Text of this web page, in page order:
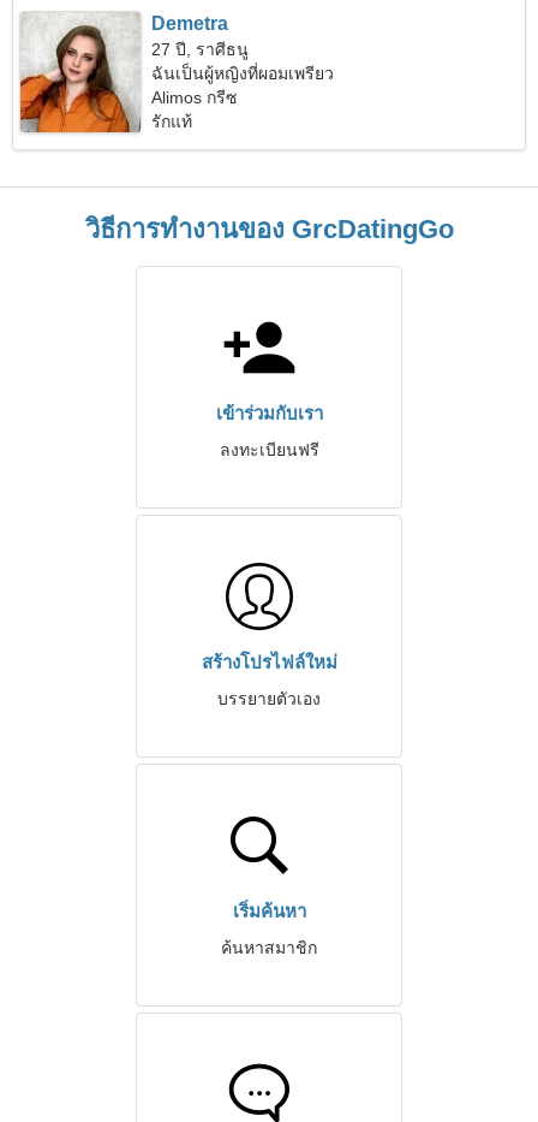
Demetra
27 ปี, ราศีธนู
ฉันเป็นผู้หญิงที่ผอมเพรียว
Alimos กรีซ
รักแท้
วิธีการทำงานของ GrcDatingGo
เข้าร่วมกับเรา
ลงทะเบียนฟรี
สร้างโปรไฟล์ใหม่
บรรยายตัวเอง
เริ่มค้นหา
ค้นหาสมาชิก